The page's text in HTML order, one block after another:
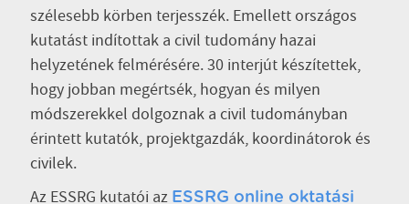
szélesebb körben terjesszék. Emellett országos
kutatást indítottak a civil tudomány hazai
helyzetének felmérésére. 30 interjút készítettek,
hogy jobban megértsék, hogyan és milyen
módszerekkel dolgoznak a civil tudományban
érintett kutatók, projektgazdák, koordinátorok és
civilek.
Az ESSRG kutatói az ESSRG online oktatási